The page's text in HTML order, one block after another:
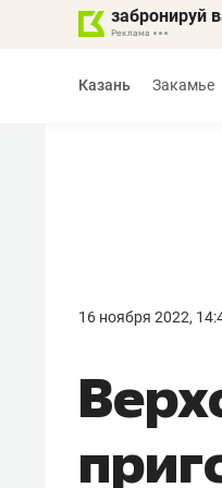
забронируй
Казань Закамье
16 ноября 2022,